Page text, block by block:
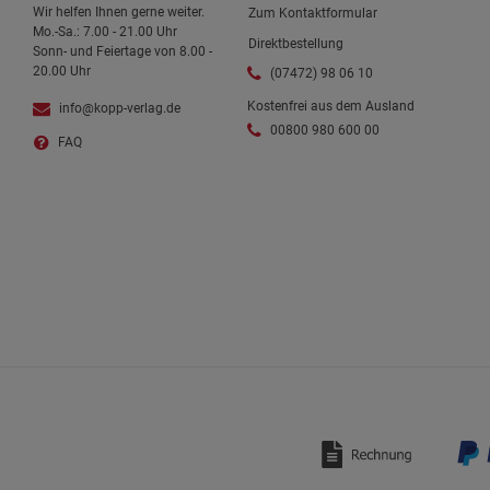
Wir helfen Ihnen gerne weiter.
Mo.-Sa.: 7.00 - 21.00 Uhr
Sonn- und Feiertage von 8.00 -
20.00 Uhr
info@kopp-verlag.de
FAQ
Zum Kontaktformular
Direktbestellung
(07472) 98 06 10
Kostenfrei aus dem Ausland
00800 980 600 00